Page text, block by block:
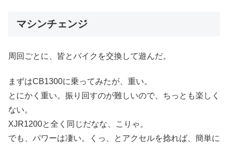
マシンチェンジ
周回ごとに、皆とバイクを交換して遊んだ。
まずはCB1300に乗ってみたが、重い。
とにかく重い。振り回すのが難しいので、ちっとも楽しく
ない。
XJR1200と全く同じだなな、こりゃ。
でも、パワーは凄い。くっ、とアクセルを捻れば、簡単に